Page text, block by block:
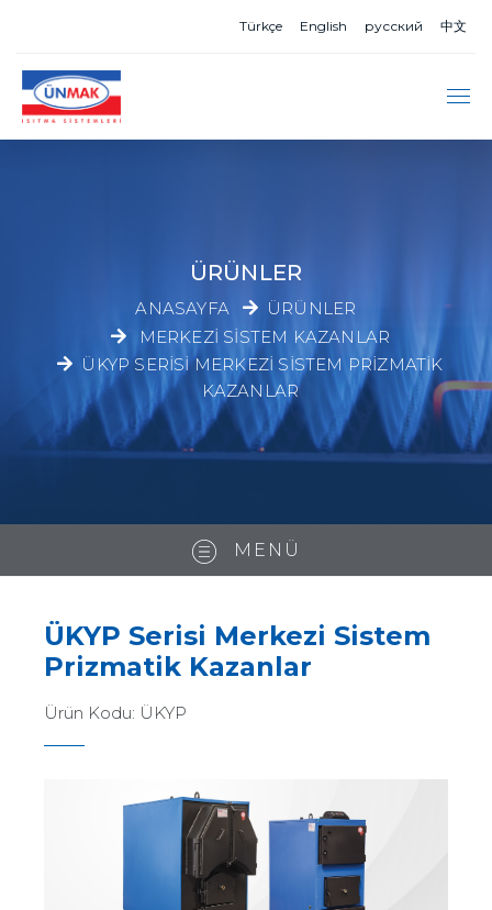
Türkçe English русский 中文
ÜRÜNLER
ANASAYFA
ÜRÜNLER
MERKEZI SISTEM KAZANLAR
ÜKYP SERISI MERKEZI SISTEM PRIZMATIK
KAZANLAR
MENÜ
ÜKYP Serisi Merkezi Sistem
Prizmatik Kazanlar
Ürün Kodu: ÜKYP